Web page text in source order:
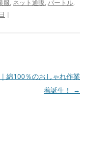
服, ネット通販,バートル,
|
綿100％のおしゃれ作業
着誕生！
→